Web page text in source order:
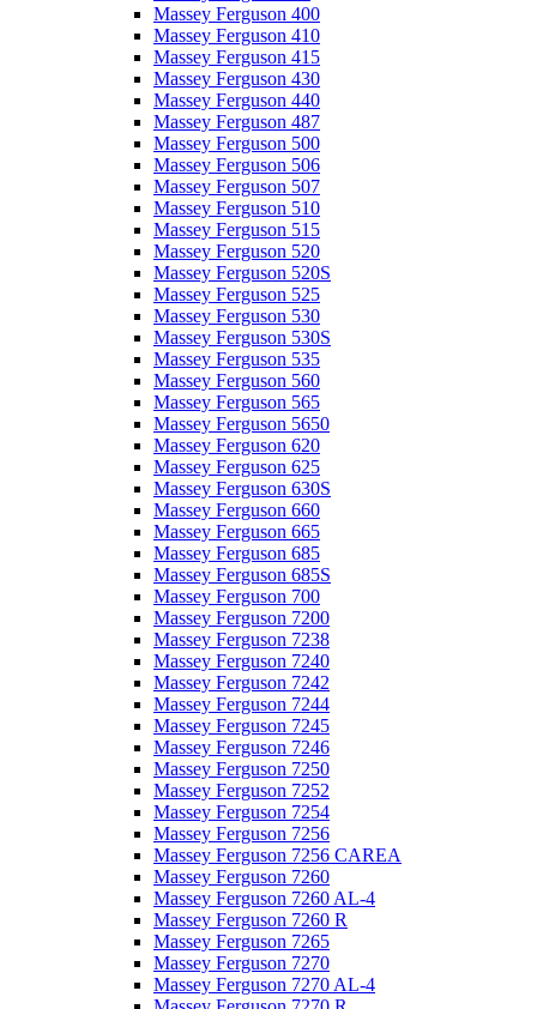
Massey Ferguson 400
Massey Ferguson 410
Massey Ferguson 415
Massey Ferguson 430
Massey Ferguson 440
Massey Ferguson 487
Massey Ferguson 500
Massey Ferguson 506
Massey Ferguson 507
Massey Ferguson 510
Massey Ferguson 515
Massey Ferguson 520
Massey Ferguson 520S
Massey Ferguson 525
Massey Ferguson 530
Massey Ferguson 530S
Massey Ferguson 535
Massey Ferguson 560
Massey Ferguson 565
Massey Ferguson 5650
Massey Ferguson 620
Massey Ferguson 625
Massey Ferguson 630S
Massey Ferguson 660
Massey Ferguson 665
Massey Ferguson 685
Massey Ferguson 685S
Massey Ferguson 700
Massey Ferguson 7200
Massey Ferguson 7238
Massey Ferguson 7240
Massey Ferguson 7242
Massey Ferguson 7244
Massey Ferguson 7245
Massey Ferguson 7246
Massey Ferguson 7250
Massey Ferguson 7252
Massey Ferguson 7254
Massey Ferguson 7256
Massey Ferguson 7256 CAREA
Massey Ferguson 7260
Massey Ferguson 7260 AL-4
Massey Ferguson 7260 R
Massey Ferguson 7265
Massey Ferguson 7270
Massey Ferguson 7270 AL-4